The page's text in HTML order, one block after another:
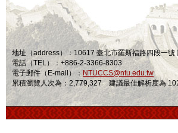
地址（address）：10617 臺北市羅斯福路四段一號
電話（TEL）：+886-2-3366-8303
電子郵件（E-mail）： NTUCCS@ntu.edu.tw
累積瀏覽人次為：2,779,327 建議最佳解析度為